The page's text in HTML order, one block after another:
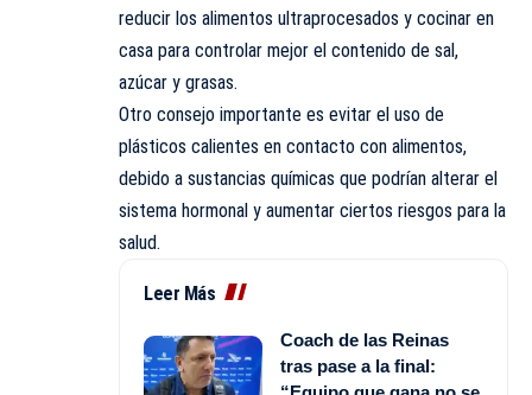
reducir los alimentos ultraprocesados y cocinar en
casa para controlar mejor el contenido de sal,
azúcar y grasas.
Otro consejo importante es evitar el uso de
plásticos calientes en contacto con alimentos,
debido a sustancias químicas que podrían alterar el
sistema hormonal y aumentar ciertos riesgos para la
salud.
Leer Más
Coach de las Reinas
tras pase a la final: